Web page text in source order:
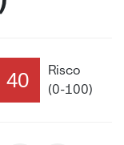
40
Risco
(0-100)